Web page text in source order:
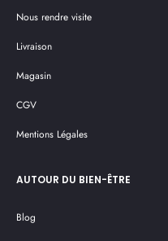
Nous rendre visite
Livraison
Magasin
CGV
Mentions Légales
AUTOUR DU BIEN-ÊTRE
Blog